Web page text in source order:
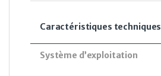
Caractéristiques techniques
Système d’exploitation